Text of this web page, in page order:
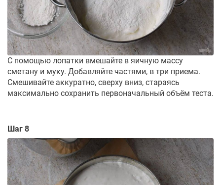
С помощью лопатки вмешайте в яичную массу
сметану и муку. Добавляйте частями, в три приема.
Смешивайте аккуратно, сверху вниз, стараясь
максимально сохранить первоначальный объём теста.
Шаг 8